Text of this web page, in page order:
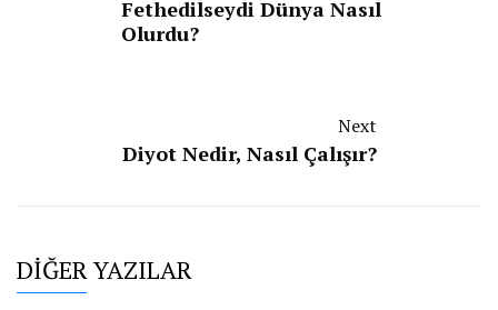
Fethedilseydi Dünya Nasıl
Olurdu?
Next
Diyot Nedir, Nasıl Çalışır?
DİĞER YAZILAR